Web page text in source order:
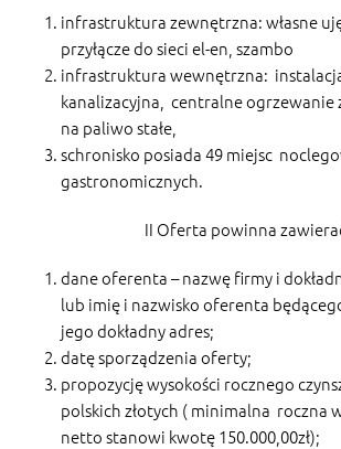
infrastruktura zewnętrzna: własne
przyłącze do sieci el-en, szambo
infrastruktura wewnętrzna:
kanalizacyjna, centralne ogrzewanie
na paliwo stałe,
schronisko posiada 49 miejsc
gastronomicznych.
II Oferta powinna
dane oferenta – nazwę firmy i
lub imię i nazwisko oferenta
jego dokładny adres;
datę sporządzenia oferty;
propozycję wysokości rocznego
polskich złotych ( minimalna roczna
netto stanowi kwotę 150.000,00zł);